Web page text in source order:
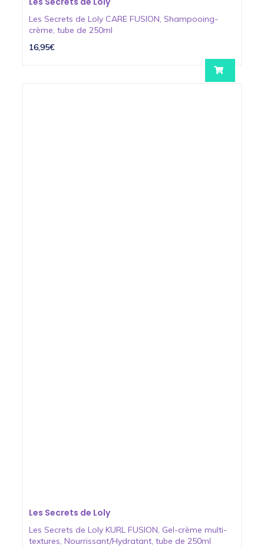
Les Secrets de Loly CARE FUSION, Shampooing-
crème, tube de 250ml
16,95€
Les Secrets de Loly
Les Secrets de Loly KURL FUSION, Gel-crème multi-
textures, Nourrissant/Hydratant, tube de 250ml